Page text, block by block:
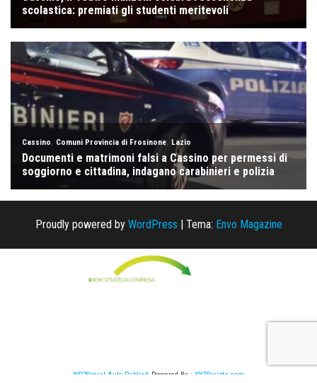
Proudly powered by WordPress | Tema: Envo Magazine
WP2Social Auto Publish Powered By : XYZScripts.com